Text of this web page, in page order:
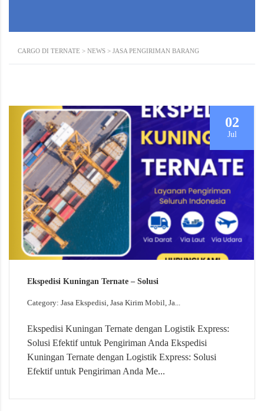
CARGO DI TERNATE > NEWS > JASA PENGIRIMAN BARANG
02
Jul
Ekspedisi Kuningan Ternate – Solusi
Category: Jasa Ekspedisi, Jasa Kirim Mobil, Ja...
Ekspedisi Kuningan Ternate dengan Logistik Express:
Solusi Efektif untuk Pengiriman Anda Ekspedisi
Kuningan Ternate dengan Logistik Express: Solusi
Efektif untuk Pengiriman Anda Me...